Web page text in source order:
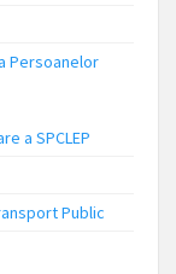
Persoanelor
a SPCLEP
Public